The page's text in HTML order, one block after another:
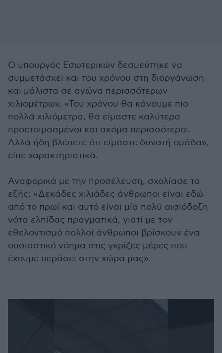
Ο υπουργός Εσωτερικών δεσμεύτηκε να
συμμετάσχει και του χρόνου στη διοργάνωση
και μάλιστα σε αγώνα περισσότερων
χιλιομέτρων. «Του χρόνου θα κάνουμε πιο
πολλά χιλιόμετρα, θα είμαστε καλύτερα
προετοιμασμένοι και ακόμα περισσότεροι.
Αλλά ήδη βλέπετε ότι είμαστε δυνατή ομάδα»,
είπε χαρακτηριστικά.
Αναφορικά με την προσέλευση, σχολίασε τα
εξής: «Δεκάδες χιλιάδες άνθρωποι είναι εδώ
από το πρωί και αυτό είναι μία πολύ αισιόδοξη
νότα ελπίδας πραγματικά, γιατί με τον
εθελοντισμό πολλοί άνθρωποι βρίσκουν ένα
ουσιαστικό νόημα στις γκρίζες μέρες που
έχουμε περάσει στην χώρα μας».